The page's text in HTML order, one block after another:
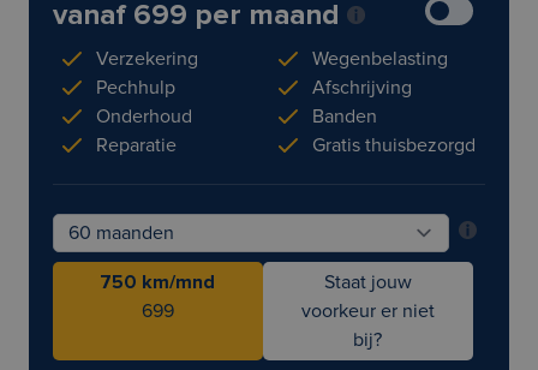
vanaf 699 per maand
Verzekering
Pechhulp
Onderhoud
Reparatie
Wegenbelasting
Afschrijving
Banden
Gratis thuisbezorgd
750 km/mnd
699
Staat jouw
voorkeur er niet
bij?